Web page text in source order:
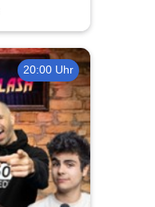
20:00 Uhr